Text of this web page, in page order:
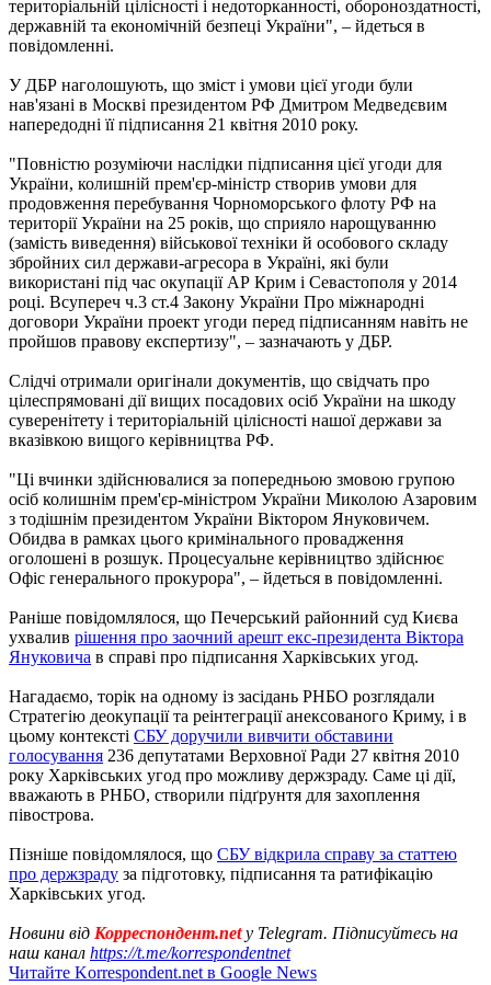
територіальній цілісності і недоторканності, обороноздатності,
державній та економічній безпеці України", – йдеться в
повідомленні.
У ДБР наголошують, що зміст і умови цієї угоди були
нав'язані в Москві президентом РФ Дмитром Медведєвим
напередодні її підписання 21 квітня 2010 року.
"Повністю розуміючи наслідки підписання цієї угоди для
України, колишній прем'єр-міністр створив умови для
продовження перебування Чорноморського флоту РФ на
території України на 25 років, що сприяло нарощуванню
(замість виведення) військової техніки й особового складу
збройних сил держави-агресора в Україні, які були
використані під час окупації АР Крим і Севастополя у 2014
році. Всупереч ч.3 ст.4 Закону України Про міжнародні
договори України проект угоди перед підписанням навіть не
пройшов правову експертизу", – зазначають у ДБР.
Слідчі отримали оригінали документів, що свідчать про
цілеспрямовані дії вищих посадових осіб України на шкоду
суверенітету і територіальній цілісності нашої держави за
вказівкою вищого керівництва РФ.
"Ці вчинки здійснювалися за попередньою змовою групою
осіб колишнім прем'єр-міністром України Миколою Азаровим
з тодішнім президентом України Віктором Януковичем.
Обидва в рамках цього кримінального провадження
оголошені в розшук. Процесуальне керівництво здійснює
Офіс генерального прокурора", – йдеться в повідомленні.
Раніше повідомлялося, що Печерський районний суд Києва
ухвалив рішення про заочний арешт екс-президента Віктора
Януковича в справі про підписання Харківських угод.
Нагадаємо, торік на одному із засідань РНБО розглядали
Стратегію деокупації та реінтеграції анексованого Криму, і в
цьому контексті СБУ доручили вивчити обставини
голосування 236 депутатами Верховної Ради 27 квітня 2010
року Харківських угод про можливу держзраду. Саме ці дії,
вважають в РНБО, створили підґрунтя для захоплення
півострова.
Пізніше повідомлялося, що СБУ відкрила справу за статтею
про держзраду за підготовку, підписання та ратифікацію
Харківських угод.
Новини від Корреспондент.netу Telegram. Підписуйтесь на
наш канал https://t.me/korrespondentnet
Читайте Korrespondent.net в Google News